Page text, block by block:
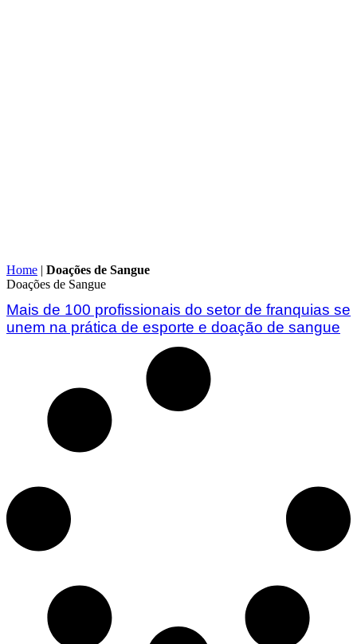
Home | Doações de Sangue
Doações de Sangue
Mais de 100 profissionais do setor de franquias se
unem na prática de esporte e doação de sangue